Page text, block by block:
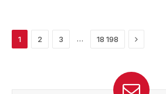
1 2 3 … 18 198 Next